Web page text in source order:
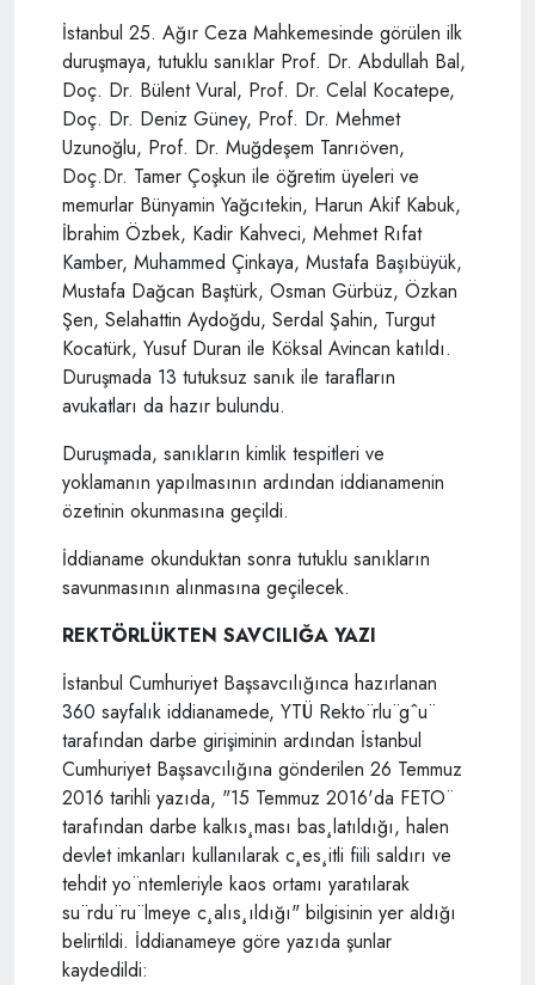
İstanbul 25. Ağır Ceza Mahkemesinde görülen ilk
duruşmaya, tutuklu sanıklar Prof. Dr. Abdullah Bal,
Doç. Dr. Bülent Vural, Prof. Dr. Celal Kocatepe,
Doç. Dr. Deniz Güney, Prof. Dr. Mehmet
Uzunoğlu, Prof. Dr. Muğdeşem Tanrıöven,
Doç.Dr. Tamer Çoşkun ile öğretim üyeleri ve
memurlar Bünyamin Yağcıtekin, Harun Akif Kabuk,
İbrahim Özbek, Kadir Kahveci, Mehmet Rıfat
Kamber, Muhammed Çinkaya, Mustafa Başıbüyük,
Mustafa Dağcan Baştürk, Osman Gürbüz, Özkan
Şen, Selahattin Aydoğdu, Serdal Şahin, Turgut
Kocatürk, Yusuf Duran ile Köksal Avincan katıldı.
Duruşmada 13 tutuksuz sanık ile tarafların
avukatları da hazır bulundu.
Duruşmada, sanıkların kimlik tespitleri ve
yoklamanın yapılmasının ardından iddianamenin
özetinin okunmasına geçildi.
İddianame okunduktan sonra tutuklu sanıkların
savunmasının alınmasına geçilecek.
REKTÖRLÜKTEN SAVCILIĞA YAZI
İstanbul Cumhuriyet Başsavcılığınca hazırlanan
360 sayfalık iddianamede, YTÜ Rekto¨rlu¨gˆu¨
tarafından darbe girişiminin ardından İstanbul
Cumhuriyet Başsavcılığına gönderilen 26 Temmuz
2016 tarihli yazıda, "15 Temmuz 2016'da FETO¨
tarafından darbe kalkıs¸ması bas¸latıldığı, halen
devlet imkanları kullanılarak c¸es¸itli fiili saldırı ve
tehdit yo¨ntemleriyle kaos ortamı yaratılarak
su¨rdu¨ru¨lmeye c¸alıs¸ıldığı" bilgisinin yer aldığı
belirtildi. İddianameye göre yazıda şunlar
kaydedildi: